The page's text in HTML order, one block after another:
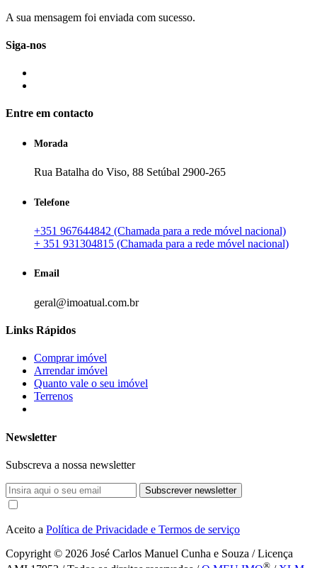
A sua mensagem foi enviada com sucesso.
Siga-nos
Entre em contacto
Morada
Rua Batalha do Viso, 88 Setúbal 2900-265
Telefone
+351 967644842 (Chamada para a rede móvel nacional)
+ 351 931304815 (Chamada para a rede móvel nacional)
Email
geral@imoatual.com.br
Links Rápidos
Comprar imóvel
Arrendar imóvel
Quanto vale o seu imóvel
Terrenos
Newsletter
Subscreva a nossa newsletter
Subscrever newsletter
Aceito a Política de Privacidade e Termos de serviço
Copyright © 2026 José Carlos Manuel Cunha e Souza / Licença
®